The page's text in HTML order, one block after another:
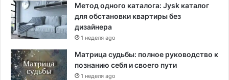
Метод одного каталога: Jysk каталог
для обстановки квартиры без
дизайнера
1 неделя ago
Матрица судьбы: полное руководство к
познанию себя и своего пути
1 неделя ago